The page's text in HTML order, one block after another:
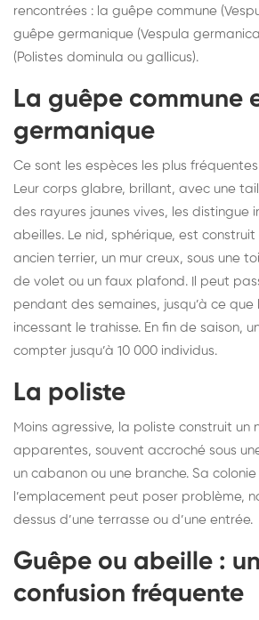
rencontrées : la guêpe commune
guêpe germanique (Vespula
(Polistes dominula ou gallicus).
La guêpe commune
germanique
Ce sont les espèces les plus
Leur corps glabre, brillant, avec une
des rayures jaunes vives, les distingue
abeilles. Le nid, sphérique, est
ancien terrier, un mur creux, sous une
de volet ou un faux plafond. Il peut
pendant des semaines, jusqu’à ce
incessant le trahisse. En fin de saison,
compter jusqu’à 10 000 individus.
La poliste
Moins agressive, la poliste construit un
apparentes, souvent accroché sous
un cabanon ou une branche. Sa
l’emplacement peut poser problème,
dessus d’une terrasse ou d’une entrée.
Guêpe ou abeille :
confusion fréquente